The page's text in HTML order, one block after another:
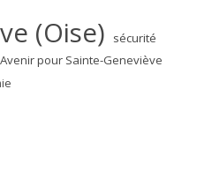
(Oise) sécurité
pour Sainte-Geneviève